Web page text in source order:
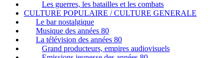
Les guerres, les batailles et les combats
CULTURE POPULAIRE / CULTURE GENERALE
Le bar nostalgique
Musique des années 80
La télévision des années 80
Grand producteurs, empires audiovisuels